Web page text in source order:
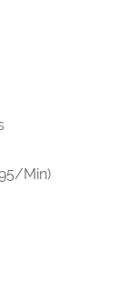
Min)